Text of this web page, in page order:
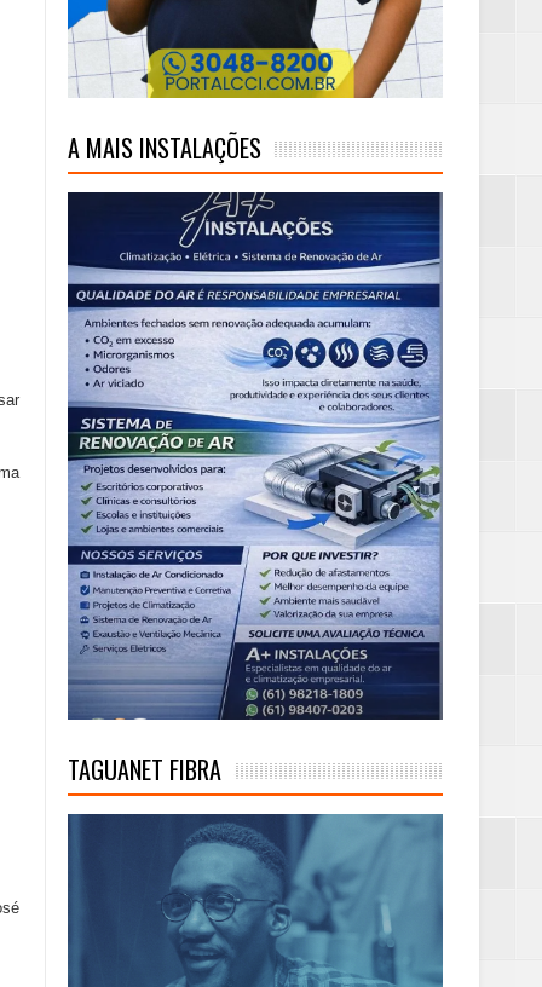
alcançada
A MAIS INSTALAÇÕES
TAGUANET FIBRA